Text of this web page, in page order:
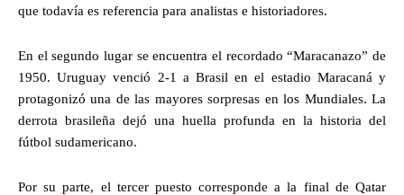
que todavía es referencia para analistas e historiadores.
En el segundo lugar se encuentra el recordado “Maracanazo” de
1950. Uruguay venció 2-1 a Brasil en el estadio Maracaná y
protagonizó una de las mayores sorpresas en los Mundiales. La
derrota brasileña dejó una huella profunda en la historia del
fútbol sudamericano.
Por su parte, el tercer puesto corresponde a la final de Qatar